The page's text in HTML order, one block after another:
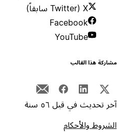
Facebook
YouTube
هذا القالب
تحديث في قبل ٥٦ سنة
والأحكام